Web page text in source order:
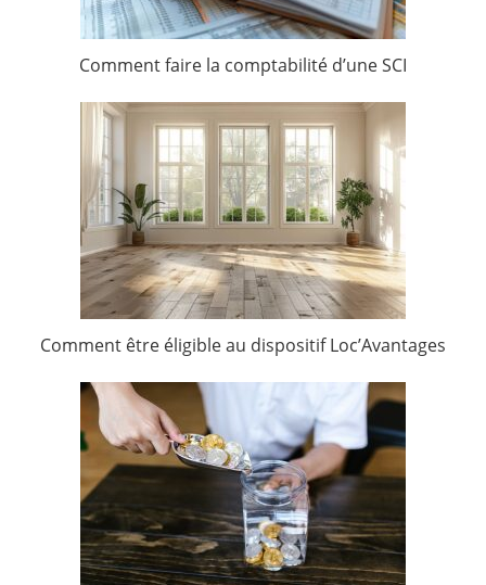
Comment faire la comptabilité d’une SCI
Comment être éligible au dispositif Loc’Avantages